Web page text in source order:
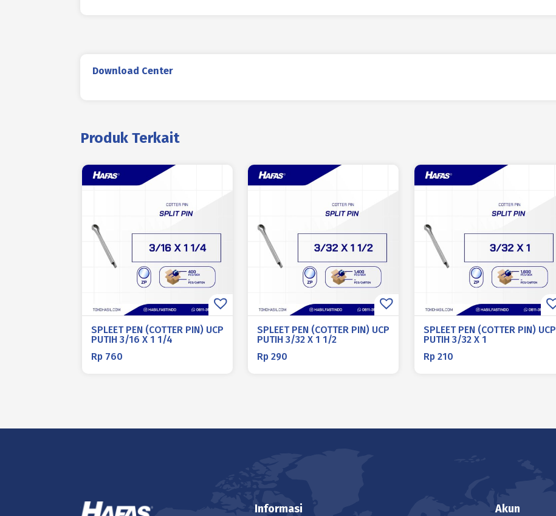
Download Center
Produk Terkait
SPLEET PEN (COTTER PIN) UCP
PUTIH 3/16 X 1 1/4
Rp 760
SPLEET PEN (COTTER PIN) UCP
PUTIH 3/32 X 1 1/2
Rp290
SPLEET PEN (COTTER PIN) UCP
PUTIH 3/32 X 1
Rp 210
Informasi Akun